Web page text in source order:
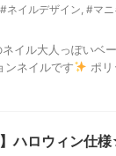
#ネイルデザイン, #マニ
イル大人っぽいベ
ンネイルです
ポ
】ハロウィン仕